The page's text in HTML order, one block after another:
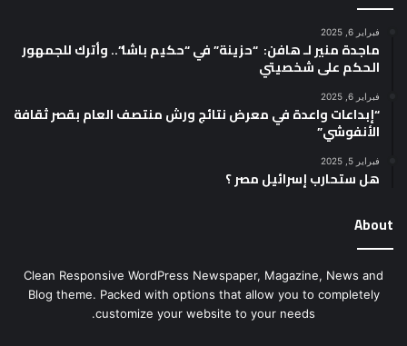
فبراير 6, 2025
ماجدة منير لـ هافن: “حزينة” في “حكيم باشا”.. وأترك للجمهور
الحكم على شخصيتي
فبراير 6, 2025
“إبداعات واعدة في معرض نتائج ورش منتصف العام بقصر ثقافة
الأنفوشي”
فبراير 5, 2025
هل ستحارب إسرائيل مصر ؟
About
Clean Responsive WordPress Newspaper, Magazine, News and
Blog theme. Packed with options that allow you to completely
customize your website to your needs.